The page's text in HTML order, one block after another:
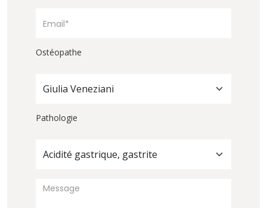
Ostéopathe
Giulia Veneziani
Pathologie
Acidité gastrique, gastrite